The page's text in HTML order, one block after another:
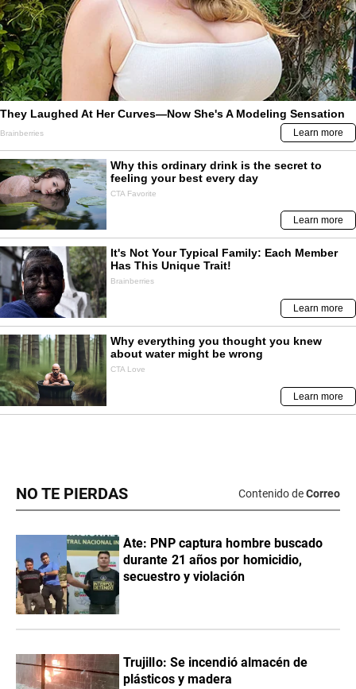
NO TE PIERDAS Contenido deCorreo
Ate: PNP captura hombre buscado
durante 21 años por homicidio,
secuestro y violación
Trujillo: Se incendió almacén de
plásticos y madera